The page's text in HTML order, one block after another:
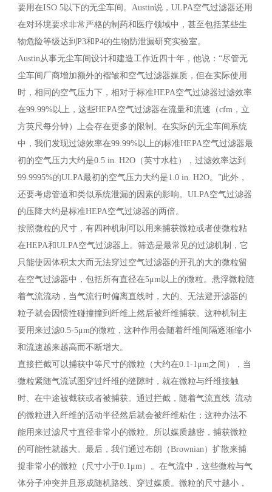
要用在ISO 5以下的无尘车间。Austin说，ULPA空气过滤器还用
在对环境要求非常严格的制药和医疗领域中，甚至包括某些生
物危险等级达到P3和P4的生物防泄漏研究实验室。
Austin从事无尘车间设计和建造工作近四十年，他说：“尽管无
尘车间厂商增加额外的褶皱和空气过滤器媒质，但在实际使用
时，相同的空气压力下，相对于标准HEPA空气过滤器过滤效率
在99.99%以上，这些HEPA空气过滤器在流量和流速（cfm，立
方英尺每分钟）上会存在更多的限制。在实际的无尘车间系统
中，我们发现过滤效率在99.99%以上的标准HEPA空气过滤器最
初的空气压力大约是0.5 in. H2O（英寸水柱），过滤效率达到
99.9995%的ULPA最初的空气压力大约是1.0 in. H2O。”此外，
还要考虑管道和类似系统泄漏的因素的影响。ULPA空气过滤器
的压降大约是标准HEPA空气过滤器的两倍。
按照微粒的尺寸，有四种机制可以用来捕获微粒或者使微粒粘
在HEPA和ULPA空气过滤器上。筛选是最常见的过滤机制，它
只能使因体积太大而无法穿过空气过滤器的开孔的大的微粒留
在空气过滤器中，包括所有直径在5μm以上的微粒。悬浮微粒随
着气流流动，当气流行时偏离直线时，大的、无法避开滤器的
粒子就会因惯性碰撞撞到纤维上然后被纤维捕获。这种机制主
要用来过滤0.5-5μm的微粒，这种作用会随着纤维间隔逐渐缩小
和流速越来越高而不断增大。
直接拦截可以捕获中等尺寸的微粒（大约在0.1-1μm之间），当
微粒紧随气流试图穿过纤维的缝隙时，就在微粒与纤维接触
时、在中途被截获或者被捕获。通过拦截，随着气流直线 流动
的微粒进入纤维的活动半径然后就会被纤维粘住；这种办法不
能用来过滤尺寸直径非常小的微粒。所以媒质越密，捕获微粒
的可能性就越大。最后，我们通过布朗（Brownian）扩散来捕
捉非常小的微粒（尺寸小于0.1μm）。在气流中，这些微粒与气
体分子冲突并且形成随机路线、穿过媒质。微粒的尺寸越小，